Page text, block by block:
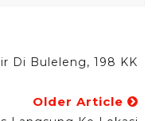
Di Buleleng, 198 KK
Older Article